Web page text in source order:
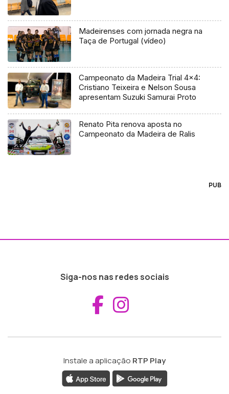
Madeirenses com jornada negra na
Taça de Portugal (vídeo)
Campeonato da Madeira Trial 4×4:
Cristiano Teixeira e Nelson Sousa
apresentam Suzuki Samurai Proto
Renato Pita renova aposta no
Campeonato da Madeira de Ralis
PUB
Siga-nos nas redes sociais
Aceder ao
Instale a aplicação RTP Play